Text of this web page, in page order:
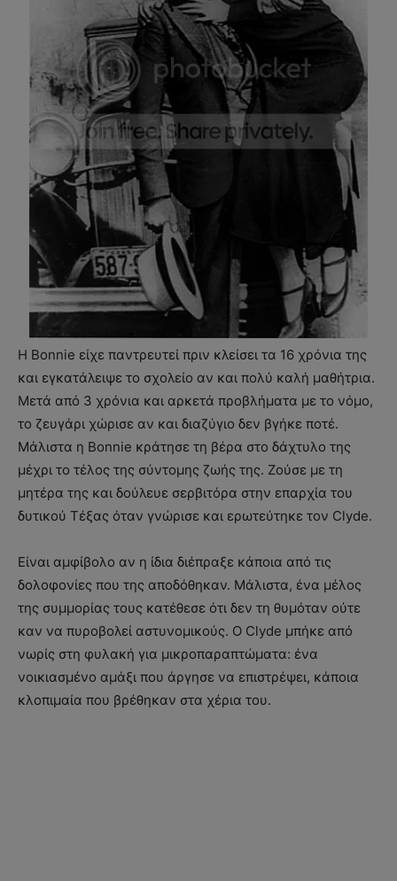
Η Bonnie είχε παντρευτεί πριν κλείσει τα 16 χρόνια της
και εγκατάλειψε το σχολείο αν και πολύ καλή μαθήτρια.
Μετά από 3 χρόνια και αρκετά προβλήματα με το νόμο,
το ζευγάρι χώρισε αν και διαζύγιο δεν βγήκε ποτέ.
Μάλιστα η Bonnie κράτησε τη βέρα στο δάχτυλο της
μέχρι το τέλος της σύντομης ζωής της. Ζούσε με τη
μητέρα της και δούλευε σερβιτόρα στην επαρχία του
δυτικού Τέξας όταν γνώρισε και ερωτεύτηκε τον Clyde.
Είναι αμφίβολο αν η ίδια διέπραξε κάποια από τις
δολοφονίες που της αποδόθηκαν. Μάλιστα, ένα μέλος
της συμμορίας τους κατέθεσε ότι δεν τη θυμόταν ούτε
καν να πυροβολεί αστυνομικούς. Ο Clyde μπήκε από
νωρίς στη φυλακή για μικροπαραπτώματα: ένα
νοικιασμένο αμάξι που άργησε να επιστρέψει, κάποια
κλοπιμαία που βρέθηκαν στα χέρια του.